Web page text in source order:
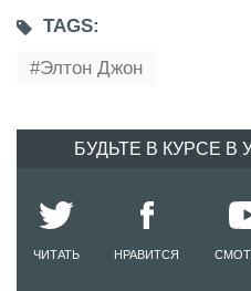
TAGS:
Элтон Джон
БУДЬТЕ В КУРСЕ
ЧИТАТЬ НРАВИТСЯ